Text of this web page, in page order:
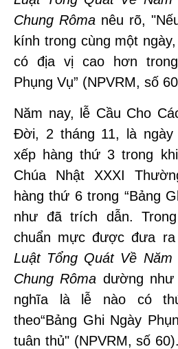
Chung Rôma nêu rõ,
kính trong cùng một
có địa vị cao hơn
Phụng Vụ” (NPVRM, số
Năm nay, lễ Cầu Cho
Đời, 2 tháng 11, là
xếp hàng thứ 3 trong
Chúa Nhật XXXI
hàng thứ 6 trong “Bảng
như đã trích dẫn.
chuẩn mực được đưa ra
Luật Tổng Quát Về
Chung Rôma dường như
nghĩa là lễ nào có
theo“Bảng Ghi Ngày
tuân thủ" (NPVRM, số